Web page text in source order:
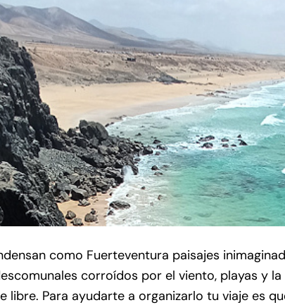
como Fuerteventura paisajes
corroídos por el viento, playas y
libre. Para ayudarte a organizarlo tu viaje es